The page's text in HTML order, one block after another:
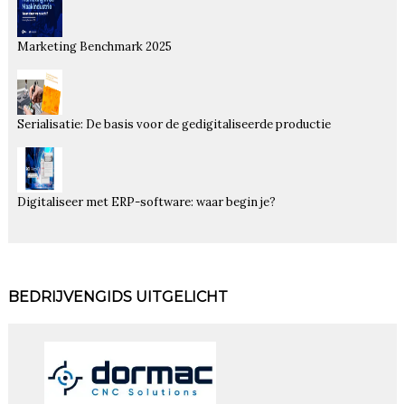
Marketing Benchmark 2025
Serialisatie: De basis voor de gedigitaliseerde productie
Digitaliseer met ERP-software: waar begin je?
BEDRIJVENGIDS UITGELICHT